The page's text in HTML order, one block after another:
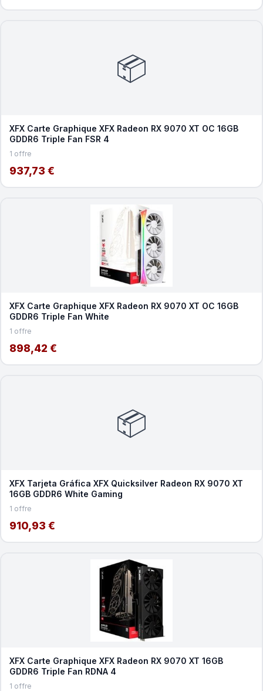
📦
XFX Carte Graphique XFX Radeon RX 9070 XT OC 16GB
GDDR6 Triple Fan FSR 4
1 offre
937,73 €
XFX Carte Graphique XFX Radeon RX 9070 XT OC 16GB
GDDR6 Triple Fan White
1 offre
898,42 €
📦
XFX Tarjeta Gráfica XFX Quicksilver Radeon RX 9070 XT
16GB GDDR6 White Gaming
1 offre
910,93 €
XFX Carte Graphique XFX Radeon RX 9070 XT 16GB
GDDR6 Triple Fan RDNA 4
1 offre